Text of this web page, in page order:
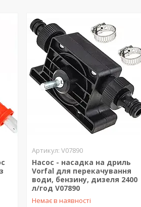
V07890
Насос - насадка на дриль
Vorfal для перекачування
води, бензину, дизеля 2400
л/год V07890
Немає в наявності